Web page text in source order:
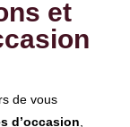
et
de vous
d’occasion